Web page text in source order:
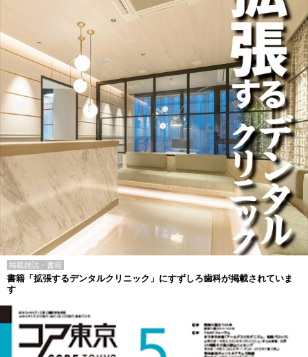
掲載雑誌・書籍
書籍「拡張するデンタルクリニック」にすずしろ歯科が掲載されていま
す